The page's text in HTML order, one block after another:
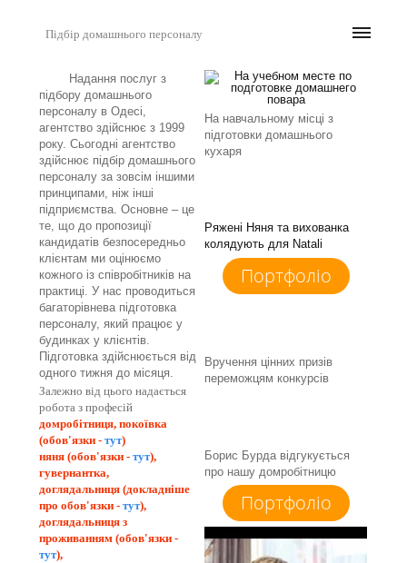
Підбір домашнього персоналу
Надання послуг з
підбору домашнього
персоналу в Одесі,
агентство здійснює з 1999
року. Сьогодні агентство
здійснює підбір домашнього
персоналу за зовсім іншими
принципами, ніж інші
підприємства. Основне – це
те, що до пропозиції
кандидатів безпосередньо
клієнтам ми оцінюємо
кожного із співробітників на
практиці. У нас проводиться
багаторівнева підготовка
персоналу, який працює у
будинках у клієнтів.
Підготовка здійснюється від
одного тижня до місяця.
Залежно від цього надається
робота з професій
домробітниця, покоївка
(обов'язки - тут)
няня (обов'язки - тут),
гувернантка,
доглядальниця (докладніше
про обов'язки - тут),
доглядальниця з
проживанням (обов'язки -
тут),
На навчальному місці з
підготовки домашнього
кухаря
Ряжені Няня та вихованка
колядують для Natali
Портфоліо
Вручення цінних призів
переможцям конкурсів
Борис Бурда відгукується
про нашу домробітницю
Портфоліо